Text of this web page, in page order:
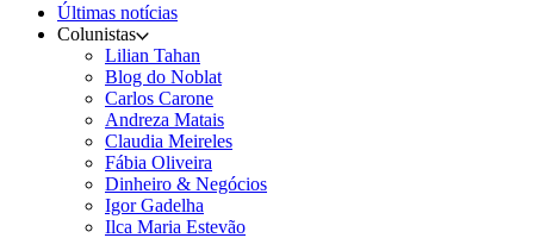
Últimas notícias
Colunistas
Lilian Tahan
Blog do Noblat
Carlos Carone
Andreza Matais
Claudia Meireles
Fábia Oliveira
Dinheiro & Negócios
Igor Gadelha
Ilca Maria Estevão